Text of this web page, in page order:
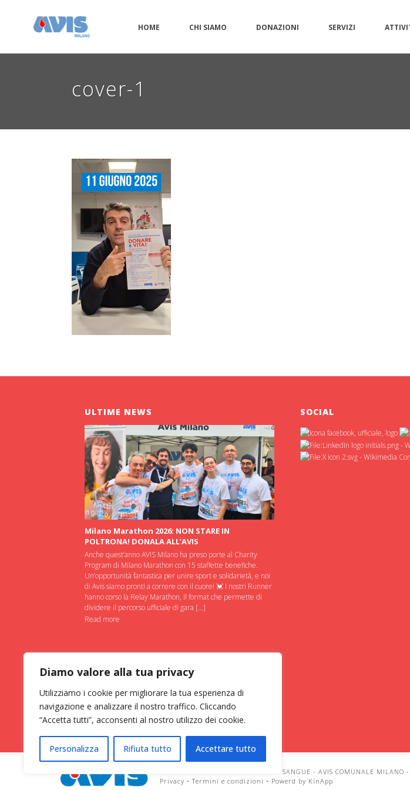
Diamo valore alla tua privacy
Utilizziamo i cookie per migliorare la tua esperienza di
navigazione e analizzare il nostro traffico. Cliccando
“Accetta tutti”, acconsenti al nostro utilizzo dei cookie.
Personalizza Rifiuta tutto Accettare tutto
HOME CHI SIAMO DONAZIONI SERVIZI
cover-1
ULTIME NEWS
Milano Marathon 2026: NON STARE IN
POLTRONA! DONALA ALL’AVIS
Anche quest’anno AVIS Milano ha preso porte al Charity
Program di Milano Marathon con 15 staffette benefiche.
Un’opportunità fantastica per unire sport e solidarietà, e noi
di Avis siamo pronti a correre con il cuore! 💓 I nostri Runner
hanno corso la Relay Marathon, il format che permette di
dividere il percorso ufficiale di gara […]
Read more
SOCIAL
ASSOCIAZIONE VOLONTARI ITALIANI SANGUE - AVIS COMUNALE
Privacy •Termini e condizioni • Powerd by KinApp